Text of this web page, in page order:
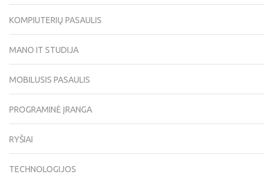
KOMPIUTERIŲ PASAULIS
MANO IT STUDIJA
MOBILUSIS PASAULIS
PROGRAMINĖ ĮRANGA
RYŠIAI
TECHNOLOGIJOS